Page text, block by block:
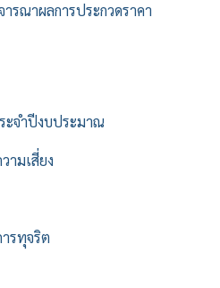
รณาผลการประกวดราคา
ะจำปีงบประมาณ
ามเสี่ยง
รทุจริต